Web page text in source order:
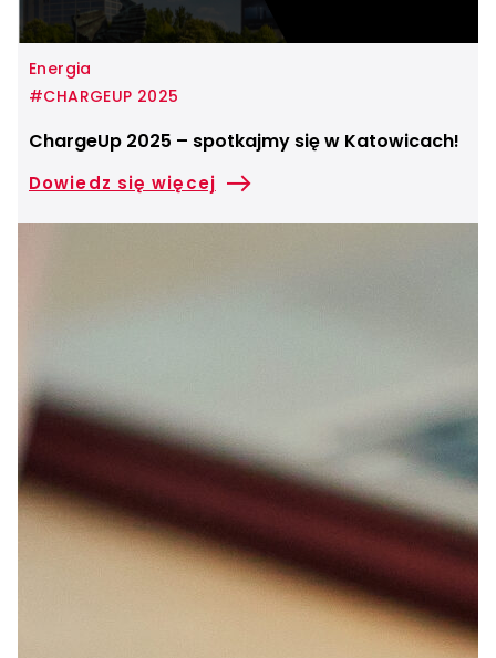
Energia
#CHARGEUP 2025
ChargeUp 2025 – spotkajmy się w Katowicach!
Dowiedz się więcej